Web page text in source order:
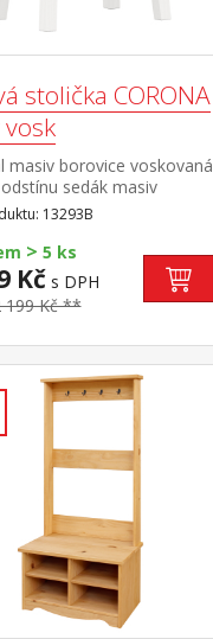
stolička CORONA
masiv borovice voskovaná
sedák masiv
voskovaná v medovém
součást sestavy Corona 2
13293B
> 5 ks
Kč s DPH
199 Kč **